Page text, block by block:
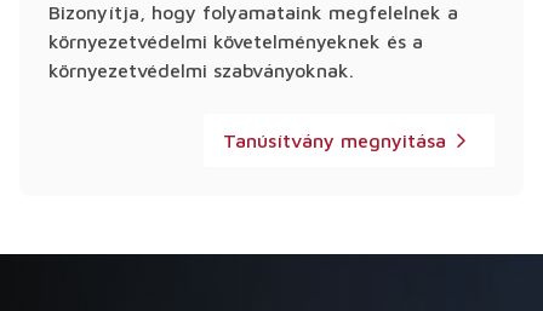
Bizonyítja, hogy folyamataink megfelelnek a
környezetvédelmi követelményeknek és a
környezetvédelmi szabványoknak.
Tanúsítvány megnyitása